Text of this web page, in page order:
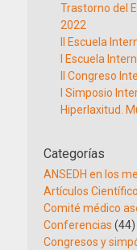
Trastorno del
2022
II Escuela
I Escuela
II Congreso
I Simposio
Hiperlaxitud.
Categorías
ANSEDH en los
Artículos
Comité médico
Conferencias (44)
Congresos y